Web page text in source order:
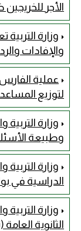
الأجر
وزارة
والإفادات
لتوزيع
وزارة التربية
وطبيعة
وزارة
الدراسية في
وزارة
الثانوية